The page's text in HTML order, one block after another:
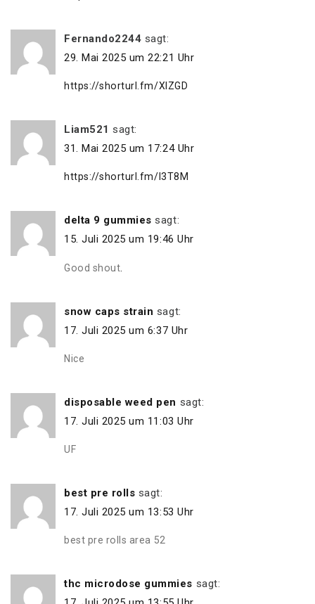
Fernando2244 sagt:
29. Mai 2025 um 22:21 Uhr
https://shorturl.fm/XIZGD
Liam521 sagt:
31. Mai 2025 um 17:24 Uhr
https://shorturl.fm/I3T8M
delta 9 gummies sagt:
15. Juli 2025 um 19:46 Uhr
Good shout
snow caps strain sagt:
17. Juli 2025 um 6:37 Uhr
Nice
disposable weed pen sagt:
17. Juli 2025 um 11:03 Uhr
UF
best pre rolls sagt:
17. Juli 2025 um 13:53 Uhr
best pre rolls area 52
thc microdose gummies sagt: